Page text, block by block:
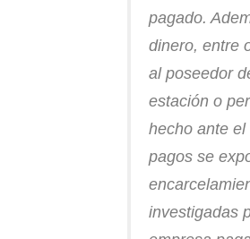
pagado.
dinero, entre
al poseedor
estación o
hecho ante
pagos se
investigadas